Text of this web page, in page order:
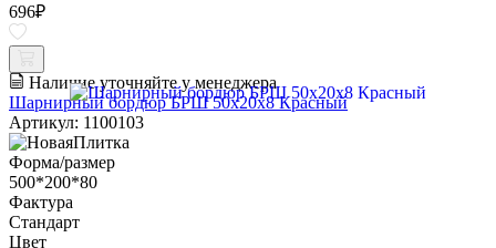
696₽
Наличие уточняйте у менеджера
Шарнирный бордюр БРШ 50х20х8 Красный
Артикул: 1100103
Форма/размер
500*200*80
Фактура
Стандарт
Цвет